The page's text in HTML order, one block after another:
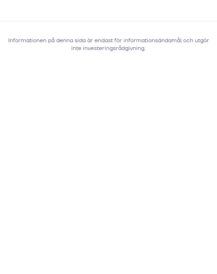
Informationen på denna sida är endast för informationsändamål och utgör
inte investeringsrådgivning.